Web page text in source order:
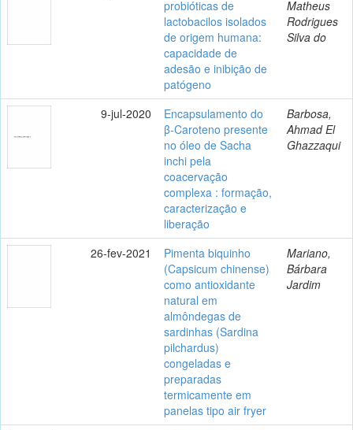
probióticas de
lactobacilos isolados
de origem humana:
capacidade de
adesão e inibição de
patógeno
Matheus
Rodrigues
Silva do
9-jul-2020
Encapsulamento do
β-Caroteno presente
no óleo de Sacha
inchi pela
coacervação
complexa : formação,
caracterização e
liberação
Barbosa,
Ahmad El
Ghazzaqui
26-fev-2021
Pimenta biquinho
(Capsicum chinense)
como antioxidante
natural em
almôndegas de
sardinhas (Sardina
pilchardus)
congeladas e
preparadas
termicamente em
panelas tipo air fryer
Mariano,
Bárbara
Jardim